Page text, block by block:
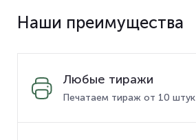
Наши преимущества
Любые тиражи
Печатаем тираж от 10 штук